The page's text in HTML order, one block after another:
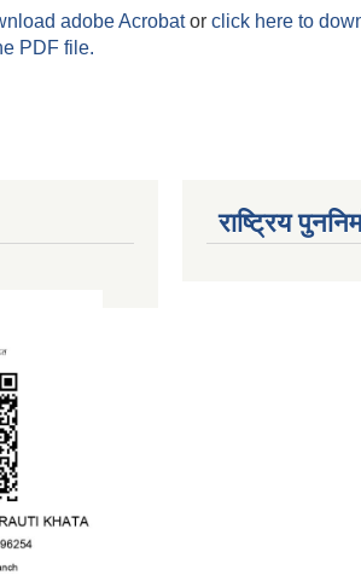
adobe Acrobator click here to
PDF file.
राष्ट्रिय